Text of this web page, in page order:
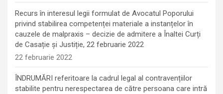
Recurs în interesul legii formulat de Avocatul Poporului
privind stabilirea competenței materiale a instanțelor în
cauzele de malpraxis – decizie de admitere a Înaltei Curți
de Casație și Justiție, 22 februarie 2022
22 februarie 2022
ÎNDRUMĂRI referitoare la cadrul legal al contravențiilor
stabilite pentru nerespectarea de către persoana care intră